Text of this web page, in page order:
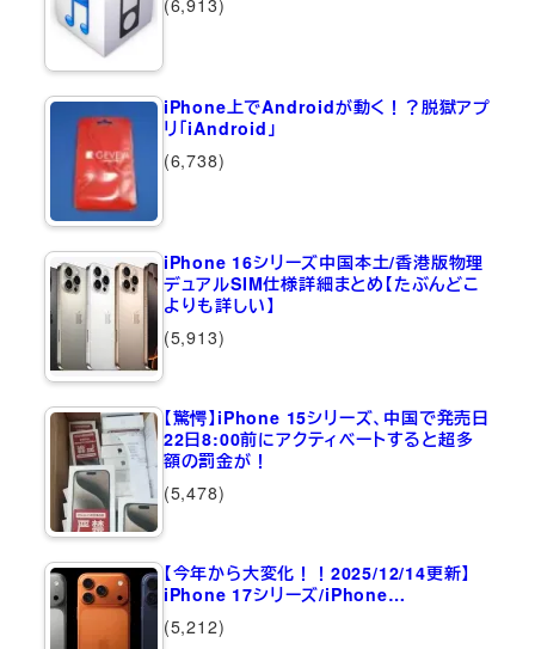
(6,913)
iPhone上でAndroidが動く！？脱獄アプ
リ「iAndroid」
(6,738)
iPhone 16シリーズ中国本土/香港版物理
デュアルSIM仕様詳細まとめ【たぶんどこ
よりも詳しい】
(5,913)
【驚愕】iPhone 15シリーズ、中国で発売日
22日8:00前にアクティベートすると超多
額の罰金が！
(5,478)
【今年から大変化！！2025/12/14更新】
iPhone 17シリーズ/iPhone…
(5,212)